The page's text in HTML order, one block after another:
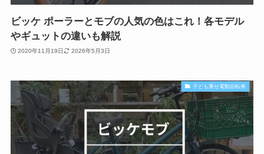
ビッケ ポーラーとモブの人気の色はこれ！各モデル
やギュットの違いも解説
2020年11月19日 2026年5月3日
子ども乗せ電動自転車